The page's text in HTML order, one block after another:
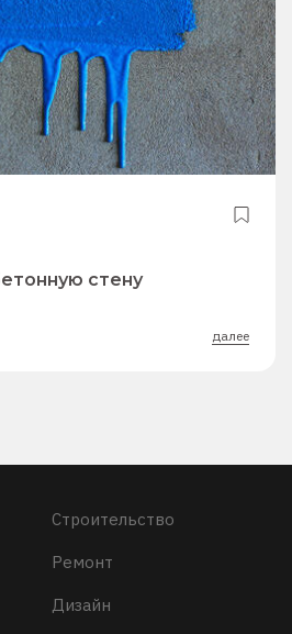
стену
далее
Строительство
Ремонт
Дизайн